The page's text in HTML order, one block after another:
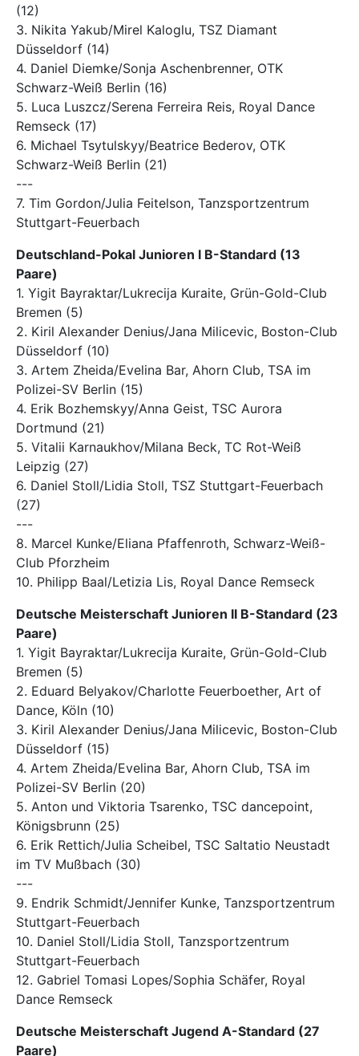
(12)
3. Nikita Yakub/Mirel Kaloglu, TSZ Diamant
Düsseldorf (14)
4. Daniel Diemke/Sonja Aschenbrenner, OTK
Schwarz-Weiß Berlin (16)
5. Luca Luszcz/Serena Ferreira Reis, Royal Dance
Remseck (17)
6. Michael Tsytulskyy/Beatrice Bederov, OTK
Schwarz-Weiß Berlin (21)
---
7. Tim Gordon/Julia Feitelson, Tanzsportzentrum
Stuttgart-Feuerbach
Deutschland-Pokal Junioren I B-Standard (13
Paare)
1. Yigit Bayraktar/Lukrecija Kuraite, Grün-Gold-Club
Bremen (5)
2. Kiril Alexander Denius/Jana Milicevic, Boston-Club
Düsseldorf (10)
3. Artem Zheida/Evelina Bar, Ahorn Club, TSA im
Polizei-SV Berlin (15)
4. Erik Bozhemskyy/Anna Geist, TSC Aurora
Dortmund (21)
5. Vitalii Karnaukhov/Milana Beck, TC Rot-Weiß
Leipzig (27)
6. Daniel Stoll/Lidia Stoll, TSZ Stuttgart-Feuerbach
(27)
---
8. Marcel Kunke/Eliana Pfaffenroth, Schwarz-Weiß-
Club Pforzheim
10. Philipp Baal/Letizia Lis, Royal Dance Remseck
Deutsche Meisterschaft Junioren II B-Standard (23
Paare)
1. Yigit Bayraktar/Lukrecija Kuraite, Grün-Gold-Club
Bremen (5)
2. Eduard Belyakov/Charlotte Feuerboether, Art of
Dance, Köln (10)
3. Kiril Alexander Denius/Jana Milicevic, Boston-Club
Düsseldorf (15)
4. Artem Zheida/Evelina Bar, Ahorn Club, TSA im
Polizei-SV Berlin (20)
5. Anton und Viktoria Tsarenko, TSC dancepoint,
Königsbrunn (25)
6. Erik Rettich/Julia Scheibel, TSC Saltatio Neustadt
im TV Mußbach (30)
---
9. Endrik Schmidt/Jennifer Kunke, Tanzsportzentrum
Stuttgart-Feuerbach
10. Daniel Stoll/Lidia Stoll, Tanzsportzentrum
Stuttgart-Feuerbach
12. Gabriel Tomasi Lopes/Sophia Schäfer, Royal
Dance Remseck
Deutsche Meisterschaft Jugend A-Standard (27
Paare)